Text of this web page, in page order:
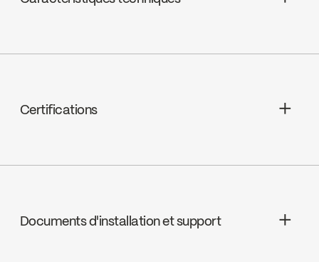
Garantie à vie limitée
FC9K3RH / FC9K3LH
Certifications
Documents d'installation et support